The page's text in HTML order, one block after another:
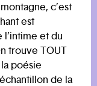
c’est
est
et du
trouve TOUT
poésie
de la